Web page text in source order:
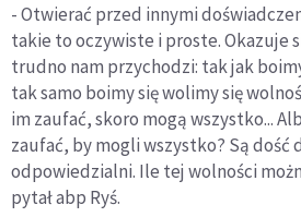
- Otwierać przed innymi
takie to oczywiste i proste. Okazuje
trudno nam przychodzi: tak jak
tak samo boimy się wolimy się
im zaufać, skoro mogą wszystko...
zaufać, by mogli wszystko? Są dość
odpowiedzialni. Ile tej wolności
pytał abp Ryś.